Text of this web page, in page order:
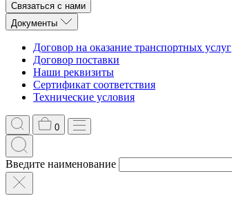
Связаться с нами
Документы
Договор на оказание транспортных услуг
Договор поставки
Наши реквизиты
Сертификат соответствия
Технические условия
0
Введите наименование